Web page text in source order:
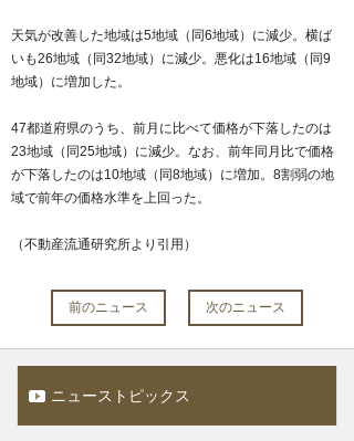
天気が改善した地域は5地域（同6地域）に減少。横ば
いも26地域（同32地域）に減少。悪化は16地域（同9
地域）に増加した。
47都道府県のうち、前月に比べて価格が下落したのは
23地域（同25地域）に減少。なお、前年同月比で価格
が下落したのは10地域（同8地域）に増加。8割弱の地
域で前年の価格水準を上回った。
（不動産流通研究所より引用）
前のニュース 次のニュース
ニューストピックス